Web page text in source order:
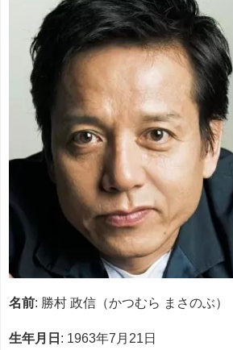
名前: 勝村 政信（かつむら まさのぶ）
生年月日 : 1963年7月21日